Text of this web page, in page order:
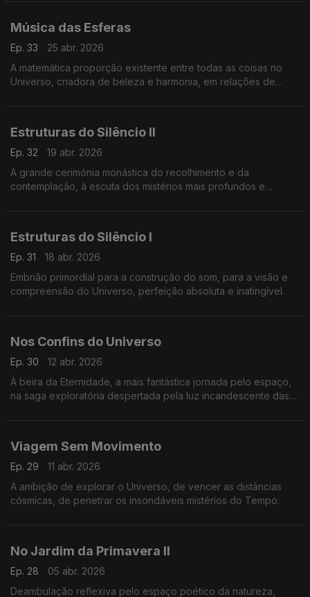
Música das Esferas
Ep. 33
25 abr. 2026
A matemática proporção existente entre todas as coisas no
Universo, criadora de beleza e harmonia, em relações de
Estruturas do Silêncio II
Ep. 32
19 abr. 2026
A grande cerimónia monástica do recolhimento e da
contemplação, à escuta dos mistérios mais profundos e
Estruturas do Silêncio I
Ep. 31
18 abr. 2026
Embrião primordial para a construção do som, para a visão e
compreensão do Universo, perfeição absoluta e inatingível.
Nos Confins do Universo
Ep. 30
12 abr. 2026
À beira da Eternidade, a mais fantástica jornada pelo espaço,
na saga exploratória despertada pela luz incandescente das
Viagem Sem Movimento
Ep. 29
11 abr. 2026
A ambição de explorar o Universo, de vencer as distâncias
cósmicas, de penetrar os insondáveis mistérios do Tempo.
No Jardim da Primavera II
Ep. 28
05 abr. 2026
Deambulação reflexiva pelo espaço poético da natureza,